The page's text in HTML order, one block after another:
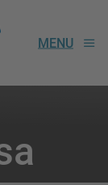
MENU